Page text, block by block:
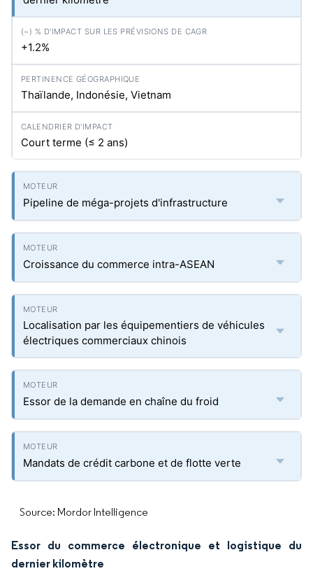
+1.2%
Thaïlande, Indonésie, Vietnam
Court terme (≤ 2 ans)
Pipeline de méga-projets d'infrastructure
Croissance du commerce intra-ASEAN
Localisation par les équipementiers de véhicules
électriques commerciaux chinois
Essor de la demande en chaîne du froid
Mandats de crédit carbone et de flotte verte
Source: Mordor Intelligence
Essor du commerce électronique et logistique du
dernier kilomètre